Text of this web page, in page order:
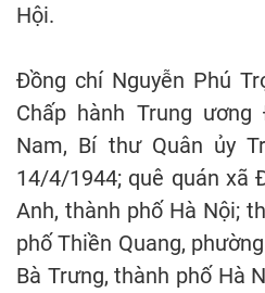
Hội.
Đồng chí Nguyễn Phú
Chấp hành Trung
Nam, Bí thư Quân ủy
14/4/1944; quê quán xã
Anh, thành phố Hà Nội;
phố Thiền Quang,
Bà Trưng, thành phố Hà